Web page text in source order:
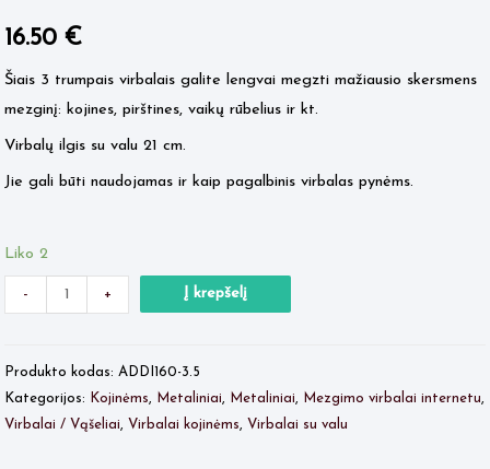
16.50 €
Šiais 3 trumpais virbalais galite lengvai megzti mažiausio skersmens
mezginį: kojines, pirštines, vaikų rūbelius ir kt.
Virbalų ilgis su valu 21 cm.
Jie gali būti naudojamas ir kaip pagalbinis virbalas pynėms.
Liko 2
Quantity
-
produkto
CrasyTrio
Nr.3.5
Quantity
+ Į krepšelį
Produkto kodas: ADDI160-3.5
Kategorijos:
Kojinėms, Metaliniai, Metaliniai, Mezgimo virbalai internetu,
Virbalai / Vąšeliai, Virbalai kojinėms, Virbalai su valu